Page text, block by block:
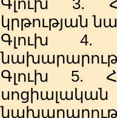
Գլուխ 3.
կրթության
Գլուխ 4.
Գլուխ 5.